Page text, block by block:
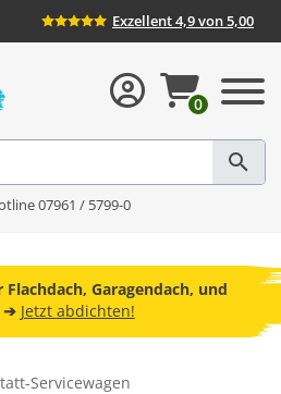
Exzellent 4,9 von 5,00
07961 / 5799-0
0
Garagendach, und
➔ Jetzt abdichten!
Servicewagen